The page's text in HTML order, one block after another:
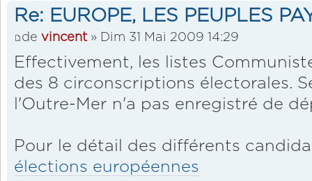
Re: EUROPE, LES PEUPLES
de vincent » Dim 31 Mai 2009 14:29
Effectivement, les listes
des 8 circonscriptions électorales.
l'Outre-Mer n'a pas enregistré de
Pour le détail des différents
élections européennes